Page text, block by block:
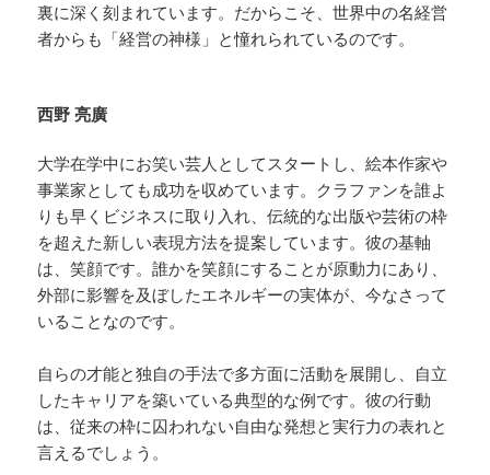
裏に深く刻まれています。だからこそ、世界中の名経営
者からも「経営の神様」と憧れられているのです。
西野 亮廣
大学在学中にお笑い芸人としてスタートし、絵本作家や
事業家としても成功を収めています。クラファンを誰よ
りも早くビジネスに取り入れ、伝統的な出版や芸術の枠
を超えた新しい表現方法を提案しています。彼の基軸
は、笑顔です。誰かを笑顔にすることが原動力にあり、
外部に影響を及ぼしたエネルギーの実体が、今なさって
いることなのです。
自らの才能と独自の手法で多方面に活動を展開し、自立
したキャリアを築いている典型的な例です。彼の行動
は、従来の枠に囚われない自由な発想と実行力の表れと
言えるでしょう。